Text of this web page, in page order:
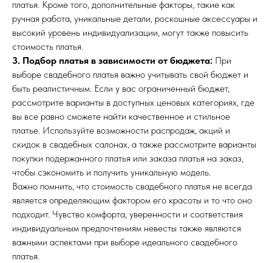
платья. Кроме того, дополнительные факторы, такие как
ручная работа, уникальные детали, роскошные аксессуары и
высокий уровень индивидуализации, могут также повысить
стоимость платья.
3. Подбор платья в зависимости от бюджета: При
выборе свадебного платья важно учитывать свой бюджет и
быть реалистичным. Если у вас ограниченный бюджет,
рассмотрите варианты в доступных ценовых категориях, где
вы все равно сможете найти качественное и стильное
платье. Используйте возможности распродаж, акций и
скидок в свадебных салонах, а также рассмотрите варианты
покупки подержанного платья или заказа платья на заказ,
чтобы сэкономить и получить уникальную модель.
Важно помнить, что стоимость свадебного платья не всегда
является определяющим фактором его красоты и то что оно
подходит. Чувство комфорта, уверенности и соответствия
индивидуальным предпочтениям невесты также являются
важными аспектами при выборе идеального свадебного
платья.